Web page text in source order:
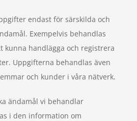
endast för särskilda och
Exempelvis behandlas
kunna handlägga och registrera
Uppgifterna behandlas även
och kunder i våra nätverk.
ändamål vi behandlar
i den information om